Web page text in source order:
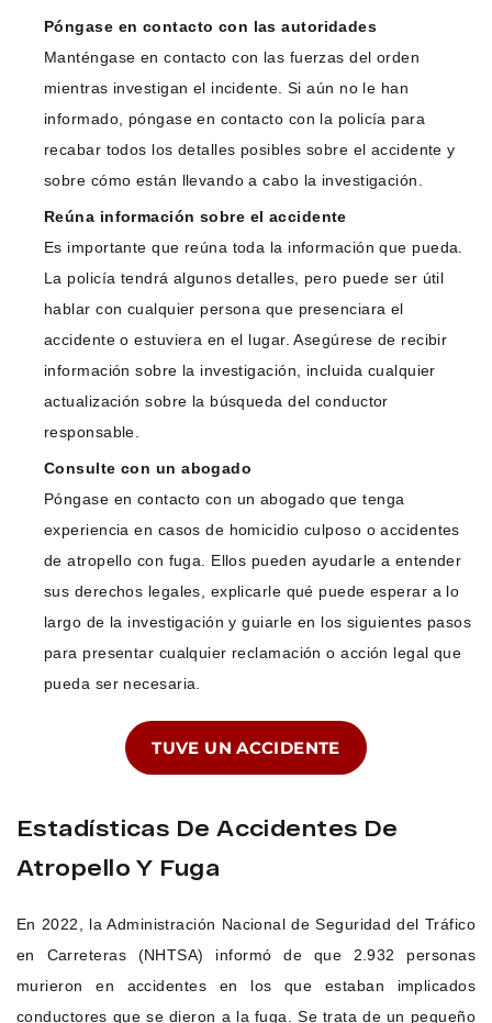
Póngase en contacto con las autoridades
Manténgase en contacto con las fuerzas del orden
mientras investigan el incidente. Si aún no le han
informado, póngase en contacto con la policía para
recabar todos los detalles posibles sobre el accidente y
sobre cómo están llevando a cabo la investigación.
Reúna información sobre el accidente
Es importante que reúna toda la información que pueda.
La policía tendrá algunos detalles, pero puede ser útil
hablar con cualquier persona que presenciara el
accidente o estuviera en el lugar. Asegúrese de recibir
información sobre la investigación, incluida cualquier
actualización sobre la búsqueda del conductor
responsable.
Consulte con un abogado
Póngase en contacto con un abogado que tenga
experiencia en casos de homicidio culposo o accidentes
de atropello con fuga. Ellos pueden ayudarle a entender
sus derechos legales, explicarle qué puede esperar a lo
largo de la investigación y guiarle en los siguientes pasos
para presentar cualquier reclamación o acción legal que
pueda ser necesaria.
TUVE UN ACCIDENTE
Estadísticas De Accidentes De
Atropello Y Fuga
En 2022, la Administración Nacional de Seguridad del Tráfico
en Carreteras (NHTSA) informó de que 2.932 personas
murieron en accidentes en los que estaban implicados
conductores que se dieron a la fuga. Se trata de un pequeño